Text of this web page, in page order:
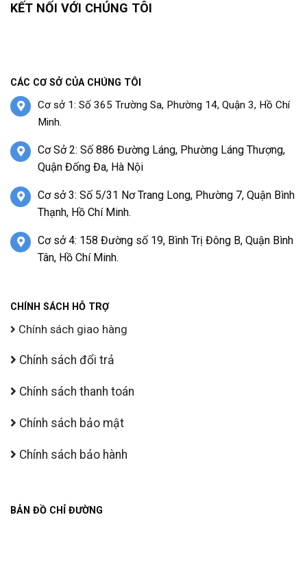
KẾT NỐI VỚI CHÚNG TÔI
CÁC CƠ SỞ CỦA CHÚNG TÔI
Cơ sở 1: Số 365 Trường Sa, Phường 14, Quận 3, Hồ Chí
Minh.
Cơ Sở 2: Số 886 Đường Láng, Phường Láng Thượng,
Quận Đống Đa, Hà Nội
Cơ sở 3: Số 5/31 Nơ Trang Long, Phường 7, Quận Bình
Thạnh, Hồ Chí Minh.
Cơ sở 4: 158 Đường số 19, Bình Trị Đông B, Quận Bình
Tân, Hồ Chí Minh.
CHÍNH SÁCH HỖ TRỢ
Chính sách giao hàng
Chính sách đổi trả
Chính sách thanh toán
Chính sách bảo mật
Chính sách bảo hành
BẢN ĐỒ CHỈ ĐƯỜNG